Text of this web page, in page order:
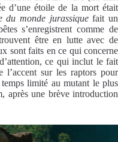
d’une étoile de la mort était
du monde jurassiquefait un
s’enregistrent comme de
être en lutte avec de
sont faits en ce qui concerne
ce qui inclut le fait
l’accent sur les raptors pour
limité au mutant le plus
après une brève introduction